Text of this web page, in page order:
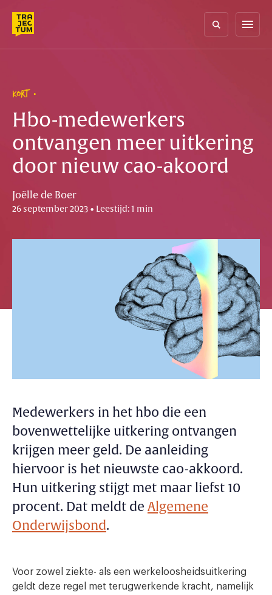
content
menu
KORT
Hbo-medewerkers
ontvangen meer uitkering
door nieuw cao-akoord
Joëlle de Boer
26 september 2023 • Leestijd: 1 min
Medewerkers in het hbo die een
bovenwettelijke uitkering ontvangen
krijgen meer geld. De aanleiding
hiervoor is het nieuwste cao-akkoord.
Hun uitkering stijgt met maar liefst 10
procent. Dat meldt de Algemene
Onderwijsbond.
Voor zowel ziekte- als een werkeloosheidsuitkering
geldt deze regel met terugwerkende kracht, namelijk